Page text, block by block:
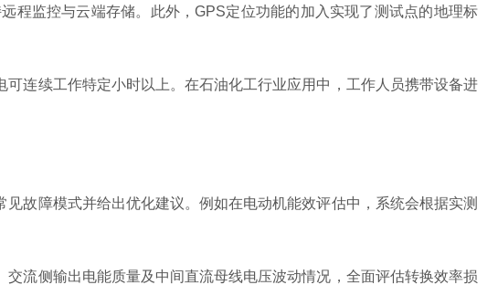
监控与云端存储。此外，GPS定位功能的加入实现了测试点的地理标
连续工作特定小时以上。在石油化工行业应用中，工作人员携带设备进
障模式并给出优化建议。例如在电动机能效评估中，系统会根据实测
流侧输出电能质量及中间直流母线电压波动情况，全面评估转换效率损